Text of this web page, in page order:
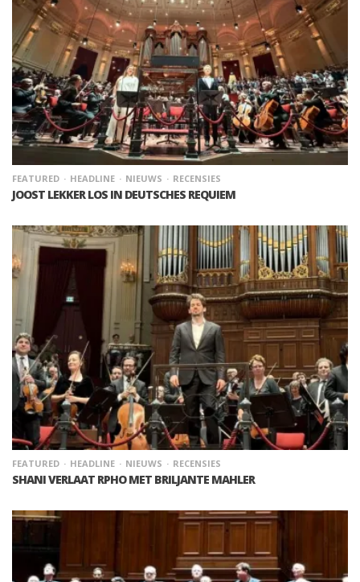
FEATURED HEADLINE NIEUWS RECENSIES
JOOST LEKKER LOS IN DEUTSCHES REQUIEM
FEATURED HEADLINE NIEUWS RECENSIES
SHANI VERLAAT RPHO MET BRILJANTE MAHLER